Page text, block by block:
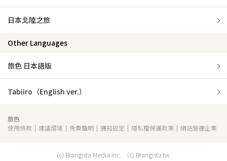
日本北陸之旅
Other Languages
旅色 日本語版
Tabiiro（English ver.）
旅色
使用條款
建議環境 免責聲明 通知設定 隱私權保護政策 網站營運企業
(c) Brangista Media Inc. (c) Brangista.tw.